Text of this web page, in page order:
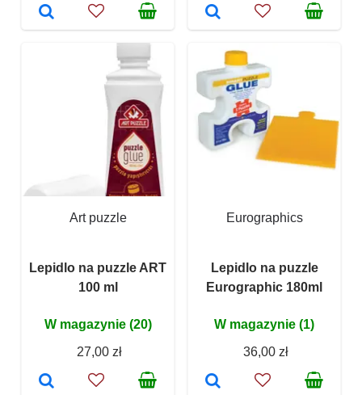
Art puzzle
Lepidlo na puzzle ART
100 ml
W magazynie (20)
27,00 zł
Eurographics
Lepidlo na puzzle
Eurographic 180ml
W magazynie (1)
36,00 zł